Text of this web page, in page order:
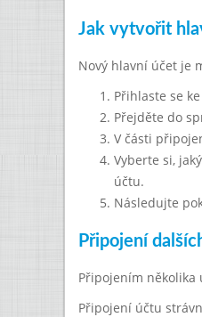
Jak vytvořit
Nový hlavní účet je
Přihlaste se
Přejděte do
V části
Vyberte si,
účtu.
Následujte
Připojení
Připojením několika
Připojení účtu